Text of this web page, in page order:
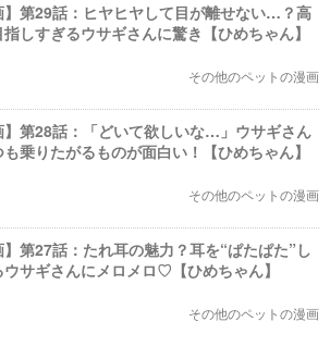
】第29話：ヒヤヒヤして目が離せない…？高
しすぎるウサギさんに驚き【ひめちゃん】
その他のペットの漫画
】第28話：「どいて欲しいな…」ウサギさん
乗りたがるものが面白い！【ひめちゃん】
その他のペットの漫画
】第27話：たれ耳の魅力？耳を“ぱたぱた”し
サギさんにメロメロ♡【ひめちゃん】
その他のペットの漫画